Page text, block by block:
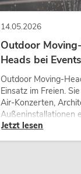
14.05.2026
Outdoor
Heads bei Events
Outdoor Moving-
Einsatz im Freien.
Air-Konzerten,
Außeninstallationen
Jetzt lesen